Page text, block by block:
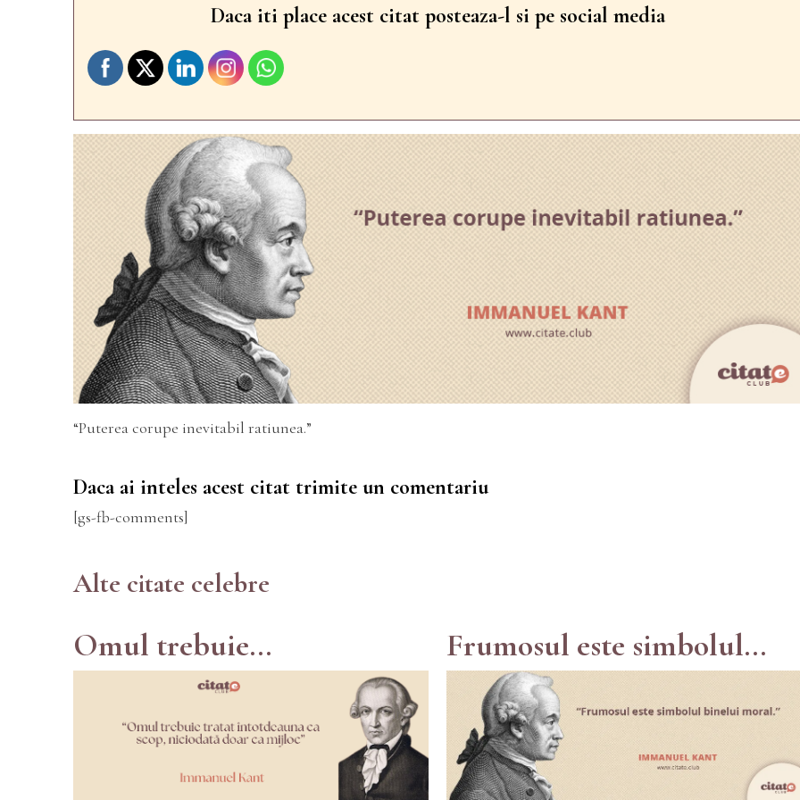
Daca iti place acest citat posteaza-l si pe social media
“Puterea corupe inevitabil ratiunea.”
Daca ai inteles acest citat trimite un comentariu
[gs-fb-comments]
Alte citate celebre
Omul trebuie... Frumosul este simbolul...